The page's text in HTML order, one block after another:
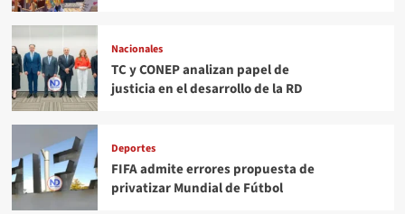
Nacionales
TC y CONEP analizan papel de
justicia en el desarrollo de la RD
Deportes
FIFA admite errores propuesta de
privatizar Mundial de Fútbol